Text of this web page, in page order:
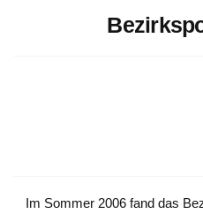
Im Sommer 2006 fand das